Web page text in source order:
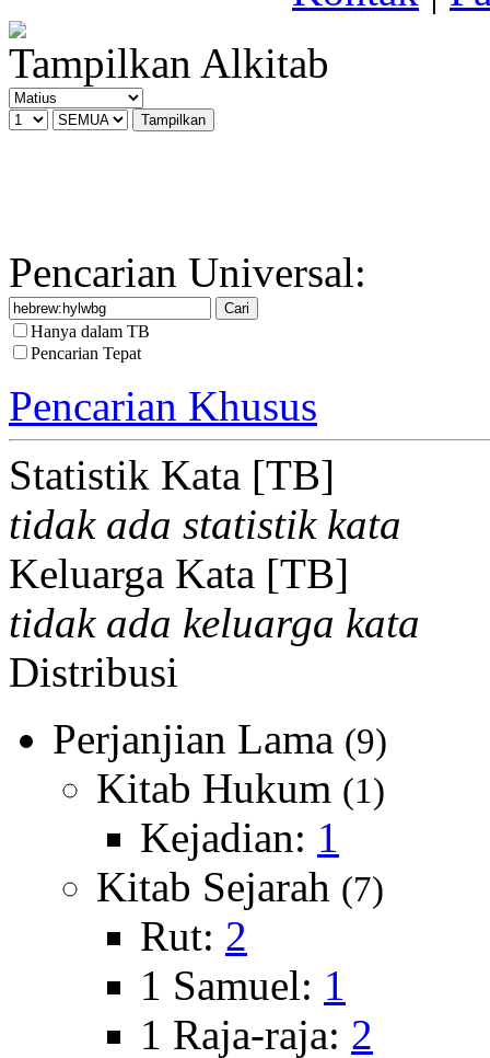
Tampilkan Alkitab
Pencarian Universal:
Hanya dalam TB
Pencarian Tepat
Pencarian Khusus
Statistik Kata [TB]
tidak ada statistik kata
Keluarga Kata [TB]
tidak ada keluarga kata
Distribusi
Perjanjian Lama (9)
Kitab Hukum (1)
Kejadian: 1
Kitab Sejarah (7)
Rut: 2
1 Samuel: 1
1 Raja-raja: 2